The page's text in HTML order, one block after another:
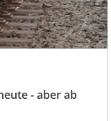
- aber ab